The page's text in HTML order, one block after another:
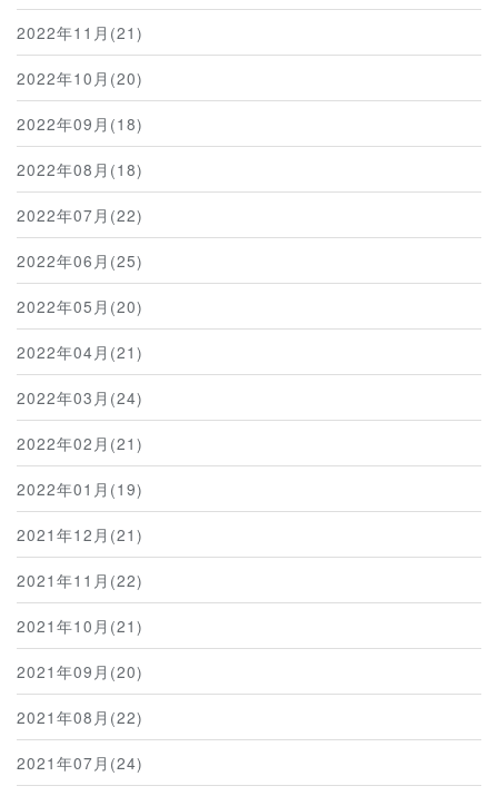
2022年11月(21)
2022年10月(20)
2022年09月(18)
2022年08月(18)
2022年07月(22)
2022年06月(25)
2022年05月(20)
2022年04月(21)
2022年03月(24)
2022年02月(21)
2022年01月(19)
2021年12月(21)
2021年11月(22)
2021年10月(21)
2021年09月(20)
2021年08月(22)
2021年07月(24)